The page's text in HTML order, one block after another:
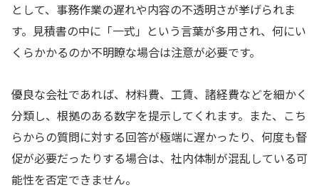
として、事務作業の遅れや内容の不透明さが挙げられま
す。見積書の中に「一式」という言葉が多用され、何にい
くらかかるのか不明瞭な場合は注意が必要です。
優良な会社であれば、材料費、工賃、諸経費などを細かく
分類し、根拠のある数字を提示してくれます。また、こち
らからの質問に対する回答が極端に遅かったり、何度も督
促が必要だったりする場合は、社内体制が混乱している可
能性を否定できません。